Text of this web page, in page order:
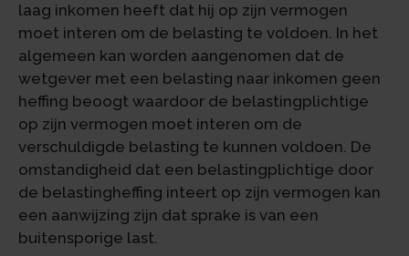
laag inkomen heeft dat hij op zijn vermogen
moet interen om de belasting te voldoen. In het
algemeen kan worden aangenomen dat de
wetgever met een belasting naar inkomen geen
heffing beoogt waardoor de belastingplichtige
op zijn vermogen moet interen om de
verschuldigde belasting te kunnen voldoen. De
omstandigheid dat een belastingplichtige door
de belastingheffing inteert op zijn vermogen kan
een aanwijzing zijn dat sprake is van een
buitensporige last.